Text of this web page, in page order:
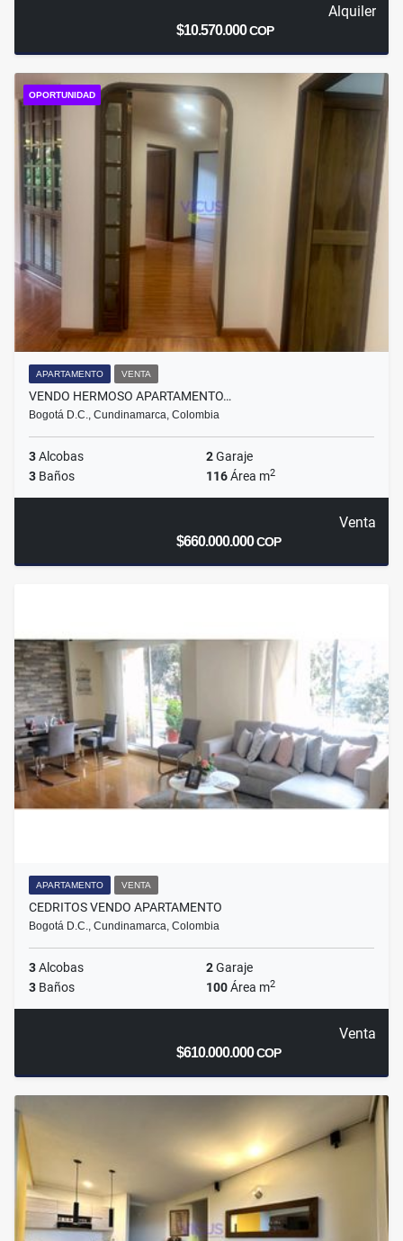
Alquiler
$10.570.000COP
OPORTUNIDAD
APARTAMENTO VENTA
VENDO HERMOSO APARTAMENTO…
Bogotá D.C., Cundinamarca, Colombia
3Alcobas 2Garaje
3 Baños 116Área m2
Venta
$660.000.000COP
APARTAMENTO VENTA
CEDRITOS VENDO APARTAMENTO
Bogotá D.C., Cundinamarca, Colombia
3Alcobas 2Garaje
3 Baños 100Área m2
Venta
$610.000.000COP